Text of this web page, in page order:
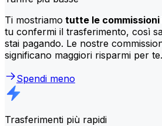
Ti mostriamo tutte le
tu confermi il trasferimento, così
stai pagando. Le nostre
significano maggiori risparmi per te.
Spendi meno
Trasferimenti più rapidi